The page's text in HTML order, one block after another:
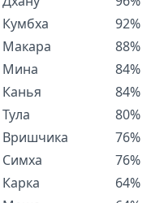
Кумбха
92%
Макара
88%
Мина
84%
Канья
84%
Тула
80%
Вришчика
76%
Симха
76%
Карка
64%